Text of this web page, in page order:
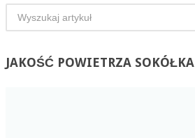
JAKOŚĆPOWIETRZA SOKÓŁKA